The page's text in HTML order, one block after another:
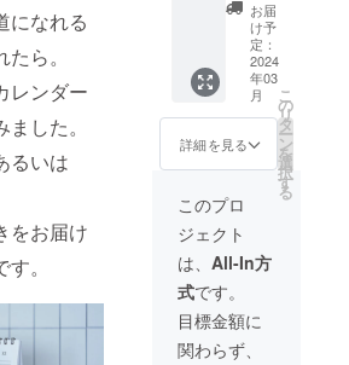
になれる
ら。
レンダー
した。
るいは
をお届け
。
ラス
ジャグ
ライト
ブルー
（マク
ストラ
カート
リッジ1
き）：1
個
【サイ
ズ】横
幅170㎜
x高さ
310㎜
も、楽
しみな
がら作
品を
創って
いただ
けたら
と思い
<セット
内容>
真&イラ
スト
ワーク
ショッ
プ』：1
回 【日
時】
ている
んです
か？」
最近、
そんな
声を聞
くこと
が増え
で、
ワーク
ショッ
プを開
催する
ことに
しまし
た。 ぜ
ひ皆さ
回目（1
枚で2名
様まで
ご参加
いただ
けま
す。）
【日
時】
2024年
4月6日
（土）
14時30
分～16
時30分
「作品
はどう
やって
お届
け予
定：
2024
年03
月
詳細を見る
こ
の
リ
タ
ー
ン
を
選
択
す
る
このプロ
ジェクト
は、 All-In方
式です。
目標金額に
関わらず、